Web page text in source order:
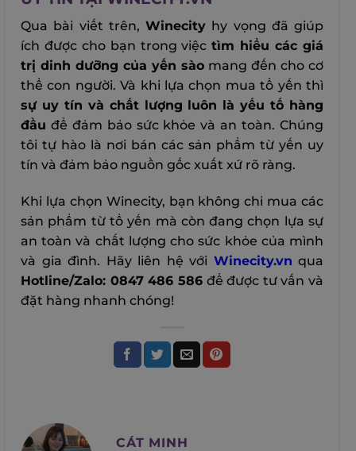
Qua bài viết trên, Winecity hy vọng đã giúp
ích được cho bạn trong việctìm hiểu các giá
trị dinh dưỡng của yến sào mang đến cho cơ
thể con người. Và khi lựa chọn mua tổ yến thì
sự uy tín và chất lượng luôn là yếu tố hàng
đầu để đảm bảo sức khỏe và an toàn. Chúng
tôi tự hào là nơi bán các sản phẩm từ yến uy
tín và đảm bảo nguồn gốc xuất xứ rõ ràng.
Khi lựa chọn Winecity, bạn không chỉ mua các
sản phẩm từ tổ yến mà còn đang chọn lựa sự
an toàn và chất lượng cho sức khỏe của mình
và gia đình. Hãy liên hệ với Winecity.vn qua
Hotline/Zalo: 0847 486 586để được tư vấn và
đặt hàng nhanh chóng!
CÁT MINH